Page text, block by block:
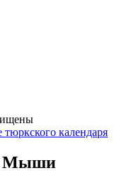
календаря
Мыши